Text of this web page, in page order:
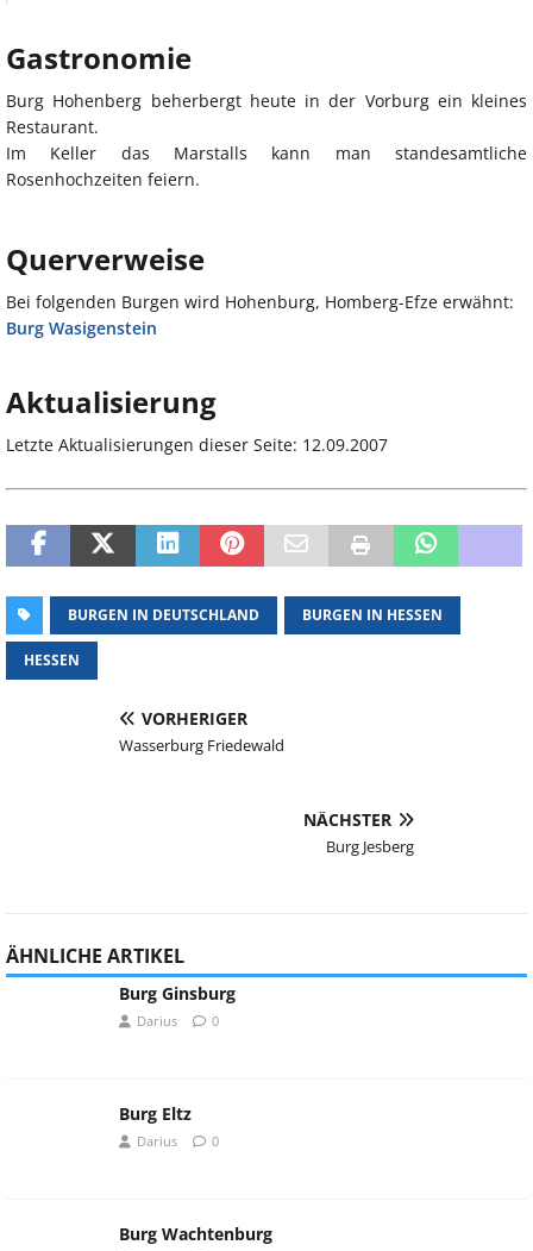
Gastronomie
Burg Hohenberg beherbergt heute in der Vorburg ein kleines
Restaurant.
Im Keller das Marstalls kann man standesamtliche
Rosenhochzeiten feiern.
Querverweise
Bei folgenden Burgen wird Hohenburg, Homberg-Efze erwähnt:
Burg Wasigenstein
Aktualisierung
Letzte Aktualisierungen dieser Seite: 12.09.2007
BURGEN IN DEUTSCHLAND BURGEN IN HESSEN
HESSEN
VORHERIGER
Wasserburg Friedewald
NÄCHSTER
Burg Jesberg
ÄHNLICHE ARTIKEL
Burg Ginsburg
Darius 0
Burg Eltz
Darius 0
Burg Wachtenburg